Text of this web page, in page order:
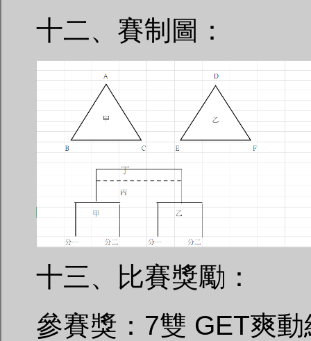
十二、賽制圖：
十三、比賽獎勵：
參賽獎：7雙 GET爽